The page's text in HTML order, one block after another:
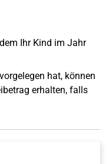
Ihr Kind im Jahr
hat, können
erhalten, falls